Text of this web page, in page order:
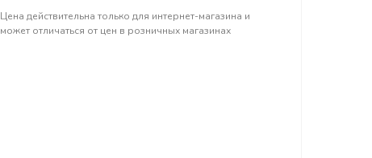
Цена действительна только для интернет-магазина и
может отличаться от цен в розничных магазинах